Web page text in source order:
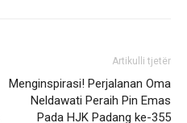
Artikulli tjetër
Menginspirasi! Perjalanan Oma
Neldawati Peraih Pin Emas
Pada HJK Padang ke-355